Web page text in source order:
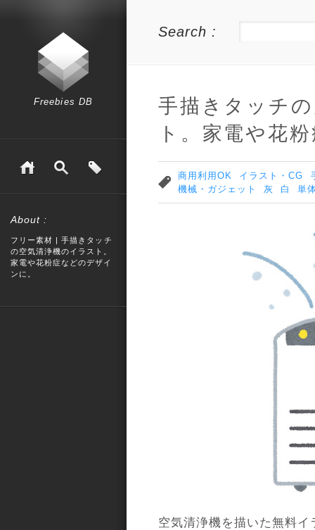
Freebies DB
About :
フリー素材 | 手描きタッチ
の空気清浄機のイラスト。
家電や花粉症などのデザイ
ンに。
Search :
手描きタッチ
ト。家電や花
商用利用OK イラスト・CG
機械・ガジェット
灰 白 単
空気清浄機を描いた無料